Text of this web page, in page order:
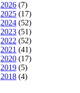
2026 (7)
2025 (17)
2024 (52)
2023 (51)
2022 (52)
2021 (41)
2020 (17)
2019 (5)
2018 (4)